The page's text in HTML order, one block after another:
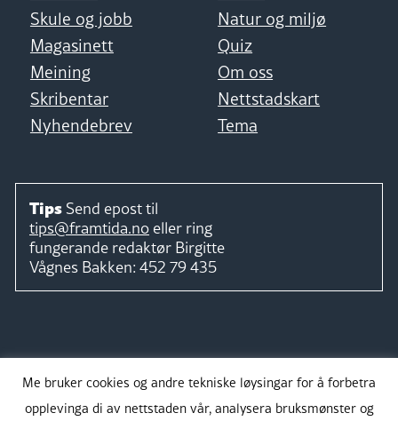
Skule og jobb
Natur og miljø
Magasinett
Quiz
Meining
Om oss
Skribentar
Nettstadskart
Nyhendebrev
Tema
Tips Send epost til
tips@framtida.no eller ring
fungerande redaktør Birgitte
Vågnes Bakken: 452 79 435
Me bruker cookies og andre tekniske løysingar for å forbetra
opplevinga di av nettstaden vår, analysera bruksmønster og